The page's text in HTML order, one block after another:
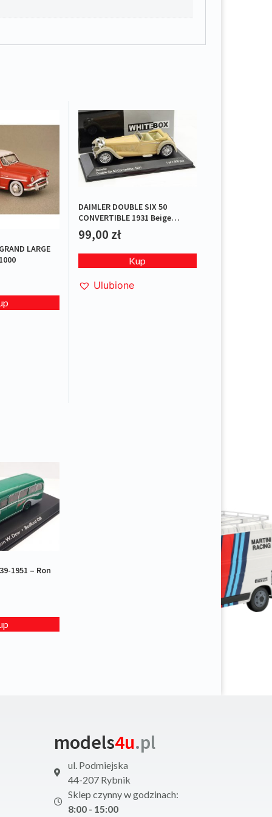
LARGE
DAIMLER DOUBLE SIX 50
CONVERTIBLE 1931 Beige
L.E.1/1000
99,00 zł
Kup
Ulubione
1951 – Ron
models4u.pl
ul. Podmiejska
44-207 Rybnik
Sklep czynny w godzinach:
8:00 - 15:00